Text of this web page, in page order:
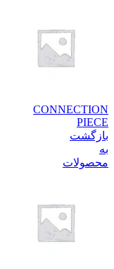
CONNECTION
PIECE
بازگشت
به
محصولات